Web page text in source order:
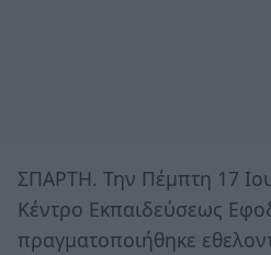
ΣΠΑΡΤΗ. Την Πέμπτη 17
Κέντρο Εκπαιδεύσεως
πραγματοποιήθηκε